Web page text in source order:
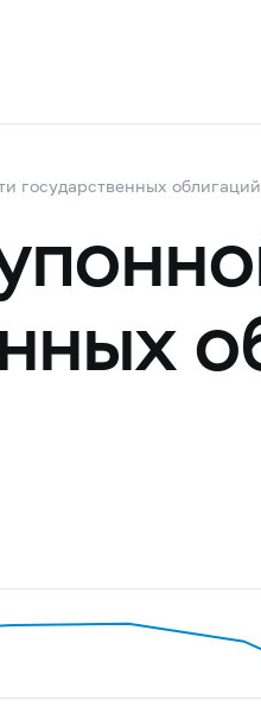
государственных облигаций